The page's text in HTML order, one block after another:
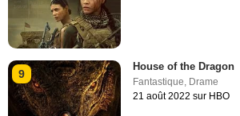
9
House of the Dragon
Fantastique Drame
21 août 2022 sur HBO